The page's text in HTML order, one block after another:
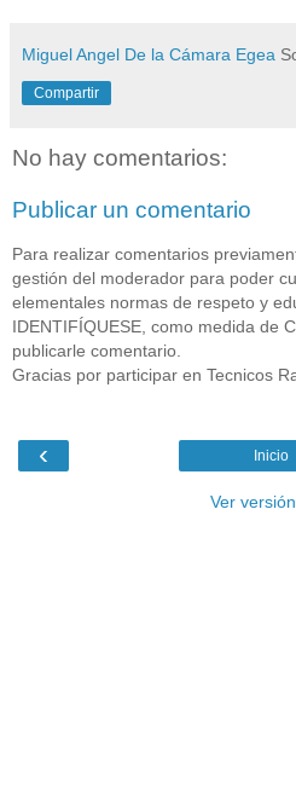
Miguel Angel De la Cámara Egea
Compartir
No hay comentarios:
Publicar un comentario
Para realizar comentarios
gestión del moderador para poder
elementales normas de respeto y
IDENTIFÍQUESE, como medida de
publicarle comentario.
Gracias por participar en Tecnicos
‹ Inicio
Ver